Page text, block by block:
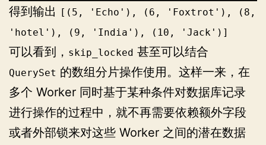
得到输出
[(5, 'Echo'), (6, 'Foxtrot'), (8,
'hotel'), (9, 'India'), (10, 'Jack')]
可以看到， skip_locked 甚至可以结合
QuerySet 的数组分片操作使用。这样一来，在
多个 Worker 同时基于某种条件对数据库记录
进行操作的过程中，就不再需要依赖额外字段
或者外部锁来对这些 Worker 之间的潜在数据